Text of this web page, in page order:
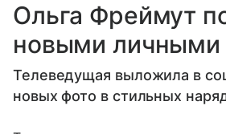
Ольга Фреймут
новыми личными
Телеведущая выложила в
новых фото в стильных